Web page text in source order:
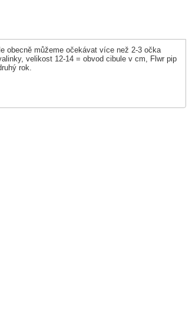
obecně můžeme očekávat více než 2-3 očka
velikost 12-14 = obvod cibule v cm, Flwr pip
rok.